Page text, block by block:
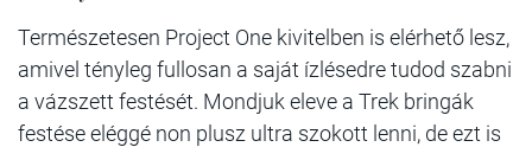
Természetesen Project One kivitelben is elérhető lesz,
amivel tényleg fullosan a saját ízlésedre tudod szabni
a vázszett festését. Mondjuk eleve a Trek bringák
festése eléggé non plusz ultra szokott lenni, de ezt is